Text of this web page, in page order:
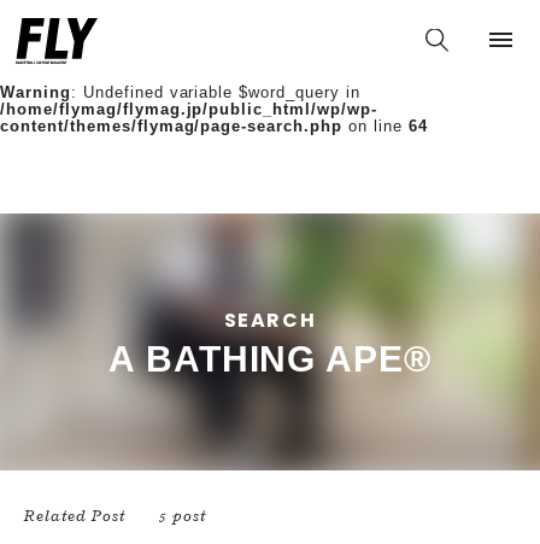
Warning: Undefined variable $words in
/home/flymag/flymag.jp/public_html/wp/wp-
content/themes/flymag/page-search.php
Warning : Undefined variable $word_query in
/home/flymag/flymag.jp/public_html/wp/wp-
content/themes/flymag/page-search.php on line 64
SEARCH
A BATHING APE®
Related Post 5 post